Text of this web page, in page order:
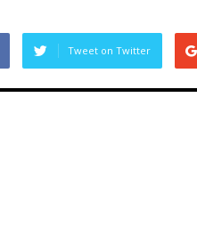
Tweet on Twitter